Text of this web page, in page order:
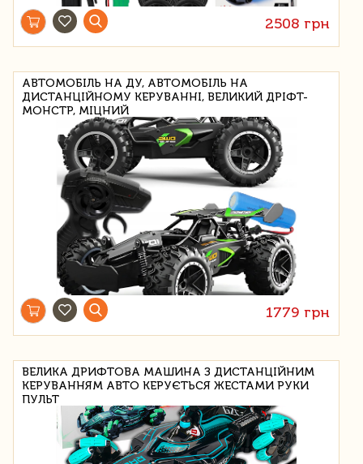
2508 грн
АВТОМОБІЛЬ НА ДУ, АВТОМОБІЛЬ НА
ДИСТАНЦІЙНОМУ КЕРУВАННІ, ВЕЛИКИЙ ДРІФТ-
МОНСТР, МІЦНИЙ
1779 грн
ВЕЛИКА ДРИФТОВА МАШИНА З ДИСТАНЦІЙНИМ
КЕРУВАННЯМ АВТО КЕРУЄТЬСЯ ЖЕСТАМИ РУКИ
ПУЛЬТ